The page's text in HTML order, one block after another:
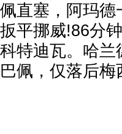
佩直塞，阿玛德
扳平挪威!86分
科特迪瓦。哈兰
巴佩，仅落后